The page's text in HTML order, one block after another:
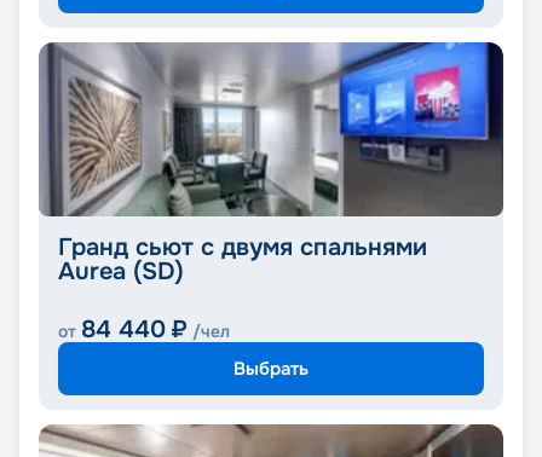
Гранд сьют с двумя спальнями
Aurea (SD)
от 84 440 ₽ /чел
Выбрать